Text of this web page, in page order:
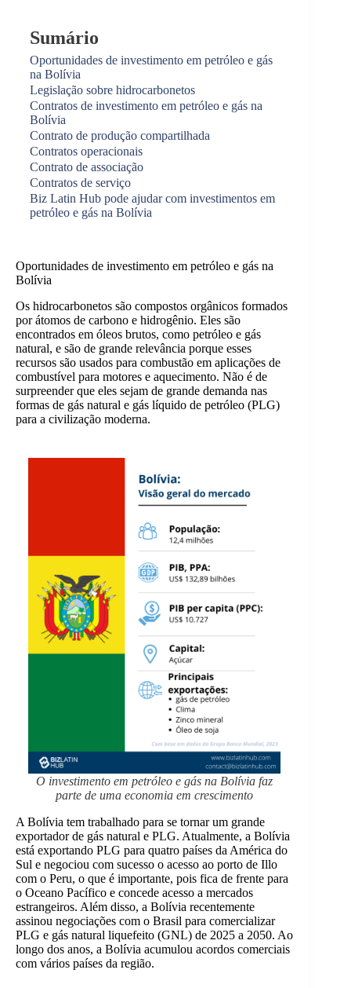
Sumário
Oportunidades de investimento em petróleo e gás
na Bolívia
Legislação sobre hidrocarbonetos
Contratos de investimento em petróleo e gás na
Bolívia
Contrato de produção compartilhada
Contratos operacionais
Contrato de associação
Contratos de serviço
Biz Latin Hub pode ajudar com investimentos em
petróleo e gás na Bolívia
Oportunidades de investimento em petróleo e gás na
Bolívia
Os hidrocarbonetos são compostos orgânicos formados
por átomos de carbono e hidrogênio. Eles são
encontrados em óleos brutos, como petróleo e gás
natural, e são de grande relevância porque esses
recursos são usados para combustão em aplicações de
combustível para motores e aquecimento. Não é de
surpreender que eles sejam de grande demanda nas
formas de gás natural e gás líquido de petróleo (PLG)
para a civilização moderna.
O investimento em petróleo e gás na Bolívia faz
parte de uma economia em crescimento
A Bolívia tem trabalhado para se tornar um grande
exportador de gás natural e PLG. Atualmente, a Bolívia
está exportando PLG para quatro países da América do
Sul e negociou com sucesso o acesso ao porto de Illo
com o Peru, o que é importante, pois fica de frente para
o Oceano Pacífico e concede acesso a mercados
estrangeiros. Além disso, a Bolívia recentemente
assinou negociações com o Brasil para comercializar
PLG e gás natural liquefeito (GNL) de 2025 a 2050. Ao
longo dos anos, a Bolívia acumulou acordos comerciais
com vários países da região.